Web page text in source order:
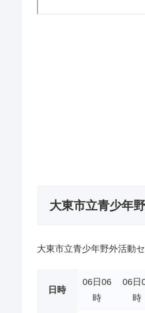
大東市立青少年
大東市立青少年野外活動
日時
06日06
時
06日
時